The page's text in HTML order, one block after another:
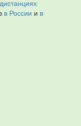
в России и в